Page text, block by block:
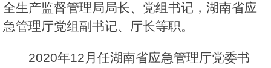
全生产监督管理局局长、党组书记，湖南省应
急管理厅党组副书记、厅长等职。
2020年12月任湖南省应急管理厅党委书